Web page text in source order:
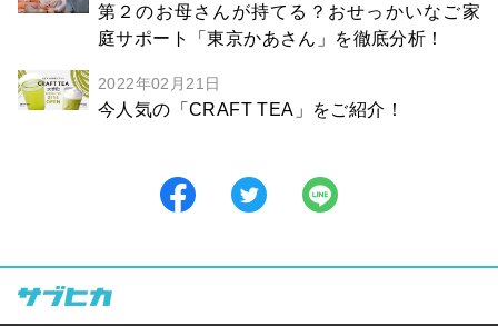
第２のお母さんが持てる？おせっかいなご家
庭サポート「東京かあさん」を徹底分析！
2022年02月21日
今人気の「CRAFT TEA」をご紹介！